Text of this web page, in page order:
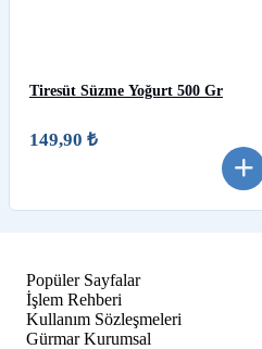
Tiresüt Süzme Yoğurt 500 Gr
149,90 ₺
Popüler Sayfalar
İşlem Rehberi
Kullanım Sözleşmeleri
Gürmar Kurumsal